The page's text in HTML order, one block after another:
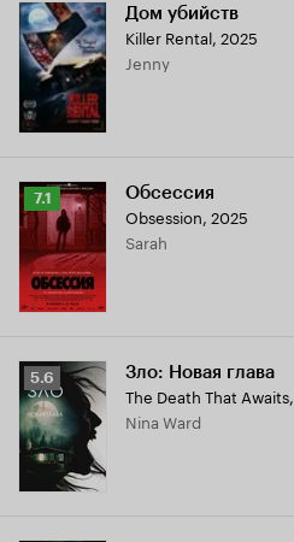
Дом убийств
Killer Rental, 2025
Jenny
Рейтинг
Кинопоиска
7.1 Обсессия
Obsession, 2025
Sarah
Рейтинг
Кинопоиска
5.6
5.6 Зло: Новая глава
The Death That Awaits,
Nina Ward